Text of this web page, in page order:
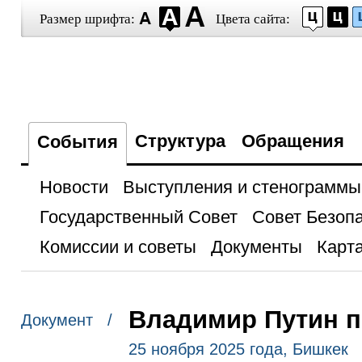
Размер шрифта: Цвета сайта:
События Структура Обращения
Новости
Выступления и стенограммы
Государственный Совет
Совет
Комиссии и советы
Документы
Документ / Владимир Путин
25 ноября 2025 года, Бишкек